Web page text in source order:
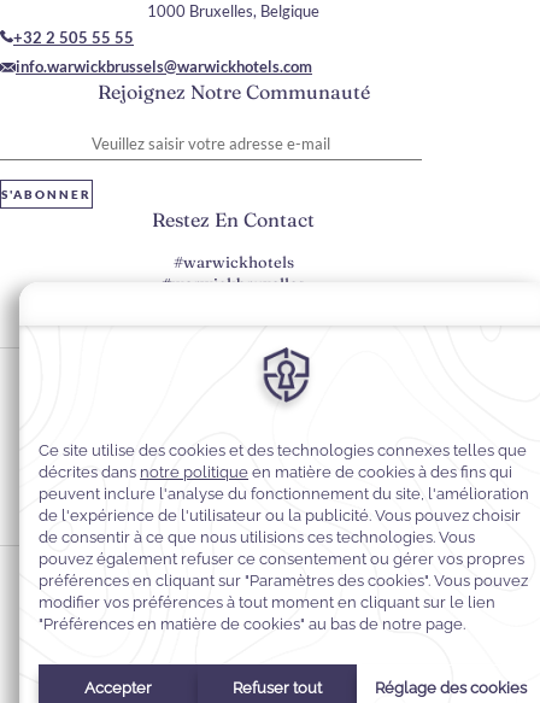
Rejoignez Notre Communauté
S'ABONNER
1000 Bruxelles, Belgique
+32 2 505 55 55
info.warwickbrussels@warwickhotels.com
Restez En Contact
#warwickhotels
#warwickbruxelles
Préférences en matière de cookies
Politique de confidentialité
Accessibilité du Web
Mentions légales
Conditions générales de vente
© 2026Warwick Hotels & Resorts, Tous droits réservés